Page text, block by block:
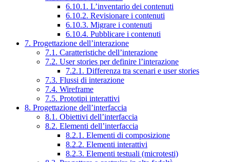
6.10.1. L’inventario dei contenuti
6.10.2. Revisionare i contenuti
6.10.3. Migrare i contenuti
6.10.4. Pubblicare i contenuti
7. Progettazione dell’interazione
7.1. Caratteristiche dell’interazione
7.2. User stories per definire l’interazione
7.2.1. Differenza tra scenari e user stories
7.3. Flussi di interazione
7.4. Wireframe
7.5. Prototipi interattivi
8. Progettazione dell’interfaccia
8.1. Obiettivi dell’interfaccia
8.2. Elementi dell’interfaccia
8.2.1. Elementi di composizione
8.2.2. Elementi interattivi
8.2.3. Elementi testuali (microtesti)